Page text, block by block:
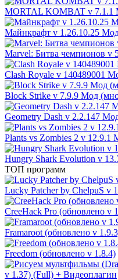
MORTAL KOMBAT v
Майнкрафт v 1.26.10.25
Marvel: Битва чемпионов
Clash Royale v 140489001
Block Strike v 7.9.9 Мод
Geometry Dash v 2.2.147
Plants vs Zombies 2 v 12.9.1
Hungry Shark Evolution v
ТОП программ
Lucky Patcher by ChelpuS v
CreeHack Pro (обновлено v
Framaroot (обновлено v
Freedom (обновлено v 1.8.4)